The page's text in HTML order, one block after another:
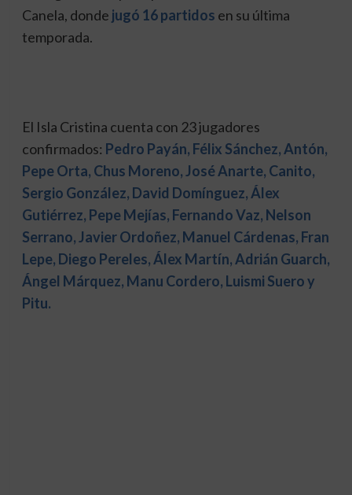
Canela, donde jugó 16 partidos en su última
temporada.
El Isla Cristina cuenta con 23 jugadores
confirmados: Pedro Payán, Félix Sánchez, Antón,
Pepe Orta, Chus Moreno, José Anarte, Canito,
Sergio González, David Domínguez, Álex
Gutiérrez, Pepe Mejías, Fernando Vaz, Nelson
Serrano, Javier Ordoñez, Manuel Cárdenas, Fran
Lepe, Diego Pereles, Álex Martín, Adrián Guarch,
Ángel Márquez, Manu Cordero, Luismi Suero y
Pitu.